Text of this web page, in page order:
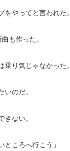
をやってと言われた。
も作った。
乗り気じゃなかった。
いのだ。
きない。
ところへ行こう」